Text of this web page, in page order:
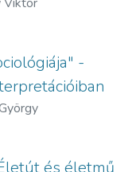
Viktor
-